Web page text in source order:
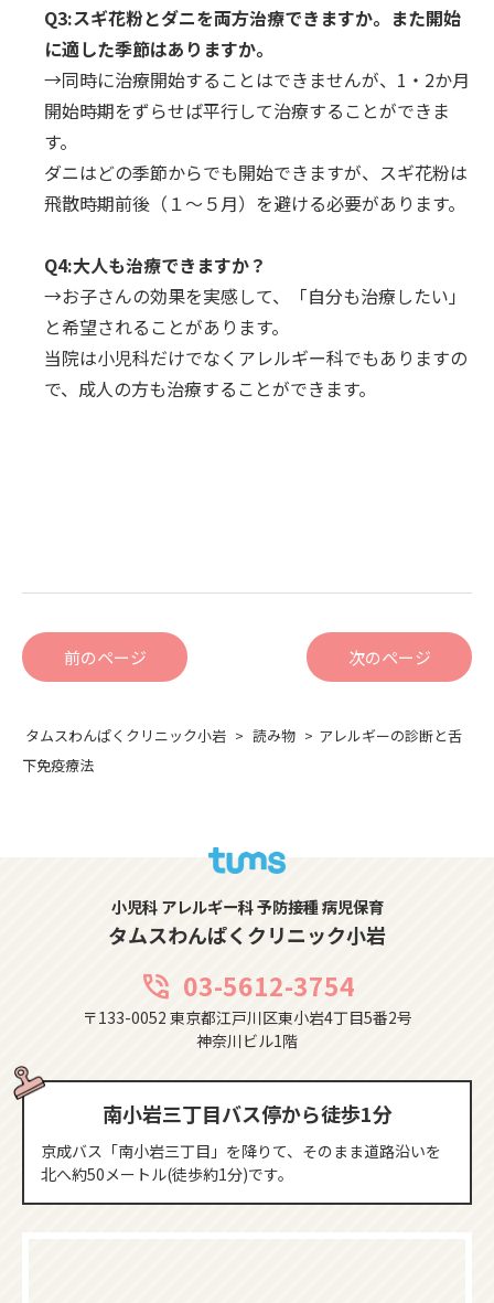
Q3:スギ花粉とダニを両方治療できますか。また開始
に適した季節はありますか。
→同時に治療開始することはできませんが、1・2か月
開始時期をずらせば平行して治療することができま
す。
ダニはどの季節からでも開始できますが、スギ花粉は
飛散時期前後（１～５月）を避ける必要があります。
Q4:大人も治療できますか？
→お子さんの効果を実感して、「自分も治療したい」
と希望されることがあります。
当院は小児科だけでなくアレルギー科でもありますの
で、成人の方も治療することができます。
前のページ 次のページ
タムスわんぱくクリニック小岩 読み物
アレルギーの診断と舌
下免疫療法
小児科 アレルギー科 予防接種 病児保育
タムスわんぱくクリニック小岩
phone_in_talk 03-5612-3754
〒133-0052 東京都江戸川区東小岩4丁目5番2号
神奈川ビル1階
南小岩三丁目バス停から徒歩1分
京成バス「南小岩三丁目」を降りて、そのまま道路沿いを
北へ約50メートル(徒歩約1分)です。